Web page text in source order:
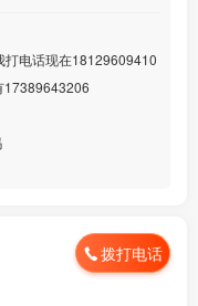
打电话现在18129609410
17389643206
拨打电话